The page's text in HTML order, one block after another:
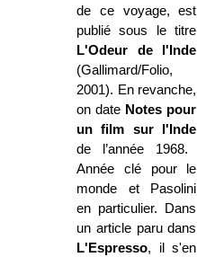
de ce voyage, est
publié sous le titre
L'Odeur de l'Inde
(Gallimard/Folio,
2001). En revanche,
on date Notes pour
un film sur l'Inde
de l’année 1968.
Année clé pour le
monde et Pasolini
en particulier. Dans
un article paru dans
L'Espresso, il s'en